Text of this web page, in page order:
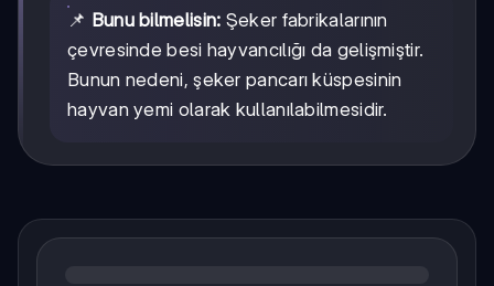
📌 Bunu bilmelisin: Şeker fabrikalarının
çevresinde besi hayvancılığı da gelişmiştir.
Bunun nedeni, şeker pancarı küspesinin
hayvan yemi olarak kullanılabilmesidir.